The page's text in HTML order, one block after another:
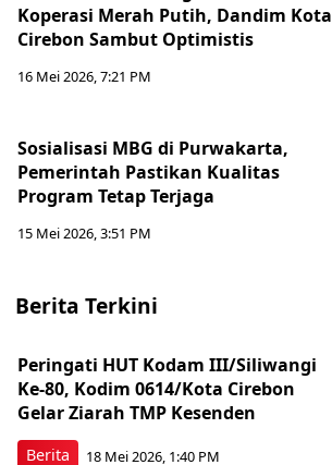
Koperasi Merah Putih, Dandim Kota
Cirebon Sambut Optimistis
16 Mei 2026, 7:21 PM
Sosialisasi MBG di Purwakarta,
Pemerintah Pastikan Kualitas
Program Tetap Terjaga
15 Mei 2026, 3:51 PM
Berita Terkini
Berita
Peringati HUT Kodam III/Siliwangi
Ke-80, Kodim 0614/Kota Cirebon
Gelar Ziarah TMP Kesenden
18 Mei 2026, 1:40 PM